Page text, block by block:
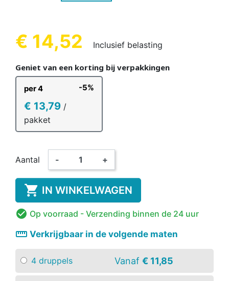
€ 14,52 Inclusief belasting
Geniet van een korting bij verpakkingen
per 4 -5%
€ 13,79 /
pakket
Aantal - +
 IN WINKELWAGEN
 Op voorraad - Verzending binnen de 24 uur
straighten Verkrijgbaar in de volgende maten
4 druppels Vanaf € 11,85